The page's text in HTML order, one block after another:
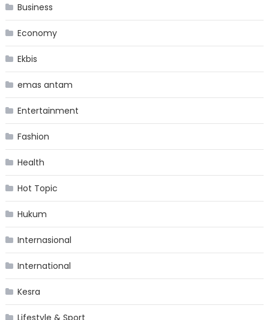
Business
Economy
Ekbis
emas antam
Entertainment
Fashion
Health
Hot Topic
Hukum
Internasional
International
Kesra
Lifestyle & Sport